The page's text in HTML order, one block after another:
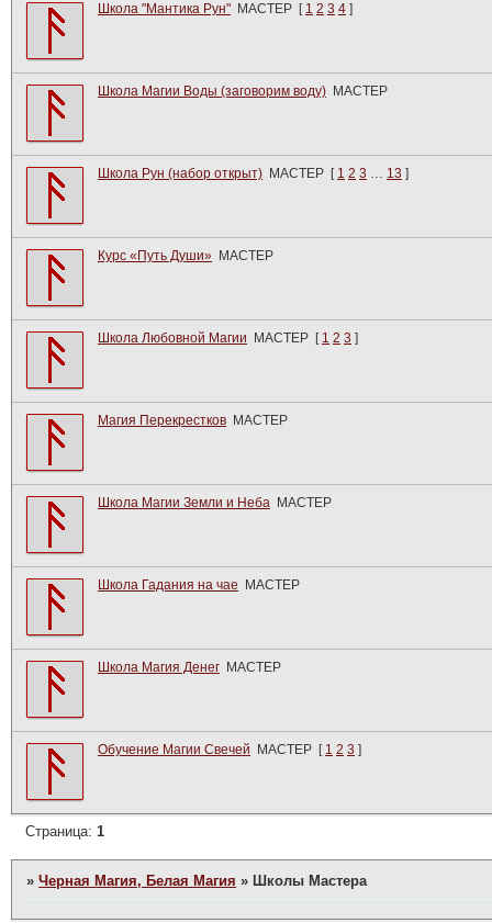
Школа "Мантика Рун" МАСТЕР [ 1 2 3 4 ]
Школа Магии Воды (заговорим воду) МАСТЕР
Школа Рун (набор открыт) МАСТЕР [ 1 2 3 … 13 ]
Курс «Путь Души» МАСТЕР
Школа Любовной Магии МАСТЕР [ 1 2 3 ]
Магия Перекрестков МАСТЕР
Школа Магии Земли и Неба МАСТЕР
Школа Гадания на чае МАСТЕР
Школа Магия Денег МАСТЕР
Обучение Магии Свечей МАСТЕР [ 1 2 3 ]
Страница: 1
»Черная Магия, Белая Магия » Школы Мастера